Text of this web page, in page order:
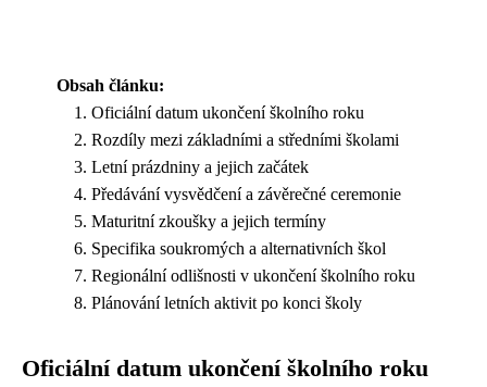
Obsah článku:
Oficiální datum ukončení školního roku
Rozdíly mezi základními a středními školami
Letní prázdniny a jejich začátek
Předávání vysvědčení a závěrečné ceremonie
Maturitní zkoušky a jejich termíny
Specifika soukromých a alternativních škol
Regionální odlišnosti v ukončení školního roku
Plánování letních aktivit po konci školy
Oficiální datum ukončení školního roku